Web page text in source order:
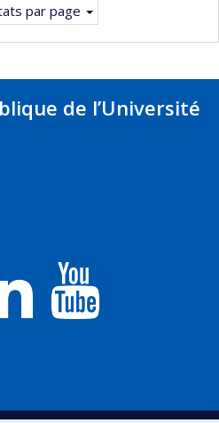
par page
de l’Université